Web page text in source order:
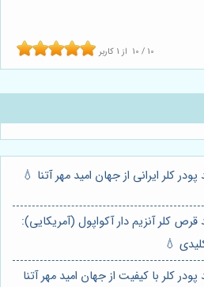
10 / 10 از 1 کاربر
کلر ایرانی از جهان امید مهر آتنا 💧
کلر آنزیم دار آکواپول (آمریکایی):
💧
کلر با کیفیت از جهان امید مهر آتنا